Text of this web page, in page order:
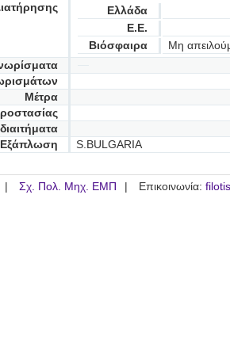
Ελλάδα
Ε.Ε.
Βιόσφαιρα
Μη
Μέτρα
S.BULGARIA
Σχ. Πολ. Μηχ. ΕΜΠ Επικοινωνία: